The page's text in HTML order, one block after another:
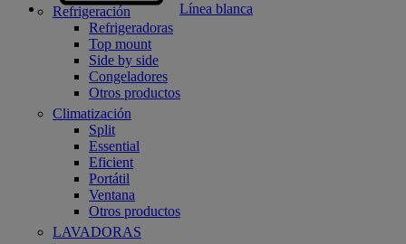
Línea blanca
Refrigeración
Refrigeradoras
Top mount
Side by side
Congeladores
Otros productos
Climatización
Split
Essential
Eficient
Portátil
Ventana
Otros productos
LAVADORAS